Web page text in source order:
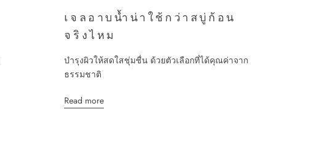
เจลอาบน้ำน่าใช้กว่าสบู่ก้อน
จริงไหม
บำรุงผิวให้สดใสชุ่มชื่น ด้วยตัวเลือกที่ได้คุณค่าจาก
ธรรมชาติ
Read more